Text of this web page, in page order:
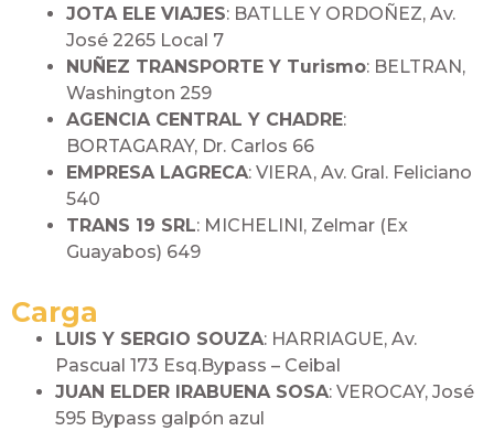
JOTA ELE VIAJES: BATLLE Y ORDOÑEZ, Av.
José 2265 Local 7
NUÑEZ TRANSPORTE Y Turismo: BELTRAN,
Washington 259
AGENCIA CENTRAL Y CHADRE:
BORTAGARAY, Dr. Carlos 66
EMPRESA LAGRECA: VIERA, Av. Gral. Feliciano
540
TRANS 19 SRL: MICHELINI, Zelmar (Ex
Guayabos) 649
Carga
LUIS Y SERGIO SOUZA: HARRIAGUE, Av.
Pascual 173 Esq.Bypass – Ceibal
JUAN ELDER IRABUENA SOSA: VEROCAY, José
595 Bypass galpón azul